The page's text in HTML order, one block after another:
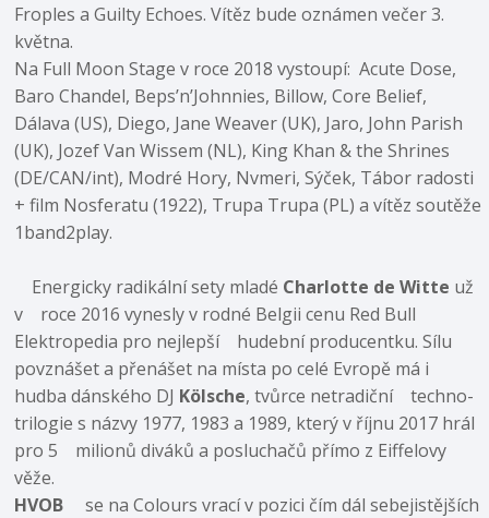
Froples a Guilty Echoes. Vítěz bude oznámen večer 3.
května.
Na Full Moon Stage v roce 2018 vystoupí: Acute Dose,
Baro Chandel, Beps’n’Johnnies, Billow, Core Belief,
Dálava (US), Diego, Jane Weaver (UK), Jaro, John Parish
(UK), Jozef Van Wissem (NL), King Khan & the Shrines
(DE/CAN/int), Modré Hory, Nvmeri, Sýček, Tábor radosti
+ film Nosferatu (1922), Trupa Trupa (PL) a vítěz soutěže
1band2play.
Energicky radikální sety mladé Charlotte de Witte už
v roce 2016 vynesly v rodné Belgii cenu Red Bull
Elektropedia pro nejlepší hudební producentku. Sílu
povznášet a přenášet na místa po celé Evropě má i
hudba dánského DJ Kölsche, tvůrce netradiční techno-
trilogie s názvy 1977, 1983 a 1989, který v říjnu 2017 hrál
pro 5 milionů diváků a posluchačů přímo z Eiffelovy
věže.
HVOB
se na Colours vrací v pozici čím dál sebejistějších